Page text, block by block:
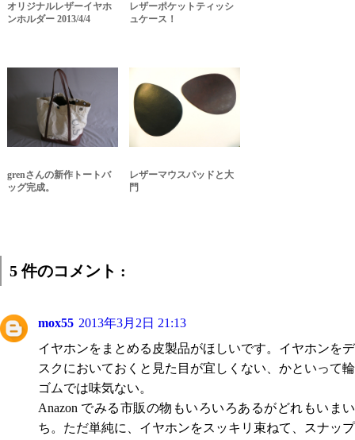
オリジナルレザーイヤホ
ンホルダー 2013/4/4
レザーポケットティッシ
ュケース！
grenさんの新作トートバ
ッグ完成。
レザーマウスパッドと大
門
5 件のコメント :
mox55 2013年3月2日 21:13
イヤホンをまとめる皮製品がほしいです。イヤホンをデ
スクにおいておくと見た目が宜しくない、かといって輪
ゴムでは味気ない。
Anazon でみる市販の物もいろいろあるがどれもいまい
ち。ただ単純に、イヤホンをスッキリ束ねて、スナップ